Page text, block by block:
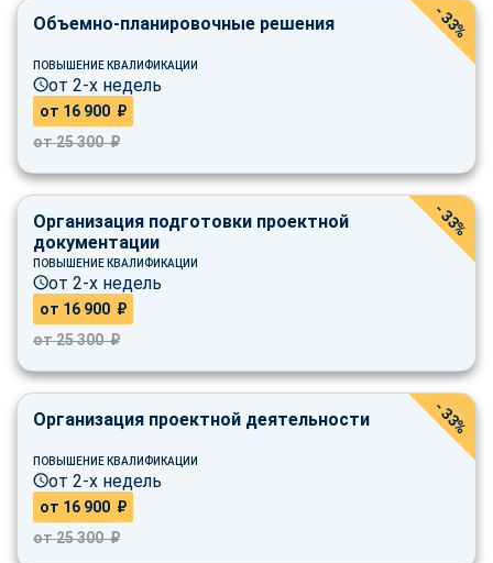
Объемно-планировочные решения
ПОВЫШЕНИЕ КВАЛИФИКАЦИИ
от 2-х недель
от 16 900 ₽
от 25 300 ₽
- 33%
Организация подготовки проектной
документации
ПОВЫШЕНИЕ КВАЛИФИКАЦИИ
от 2-х недель
от 16 900 ₽
от 25 300 ₽
- 33%
Организация проектной деятельности
ПОВЫШЕНИЕ КВАЛИФИКАЦИИ
от 2-х недель
от 16 900 ₽
от 25 300 ₽
- 33%
ChatApp
online